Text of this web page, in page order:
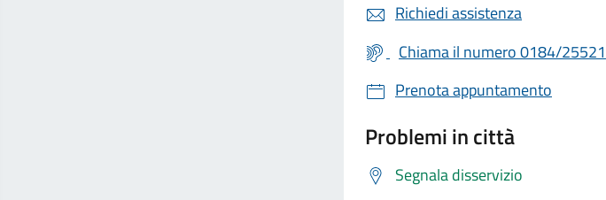
Richiedi assistenza
Chiama il numero 0184/25521
Prenota appuntamento
Problemi in città
Segnala disservizio